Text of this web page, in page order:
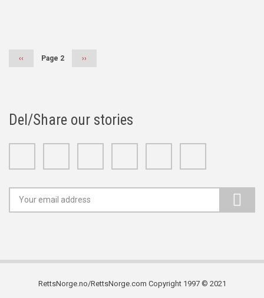
Previous
‹‹ Page 2
Next
››
Del/Share our stories
RettsNorge.no/RettsNorge.com Copyright 1997 © 2021